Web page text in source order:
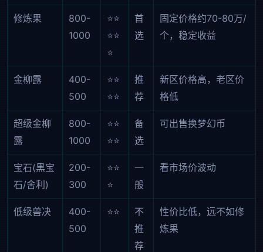
修炼果
800-
1000
⭐⭐
⭐⭐
⭐
首
选
固定价格约70-80万/
个，稳定收益
金柳露
400-
500
⭐⭐
⭐⭐
推
荐
新区价格高，老区价
格低
超级金柳
露
800-
1000
⭐⭐
⭐⭐
备
选
可出售换梦幻币
宝石(黑宝
石/舍利)
200-
300
⭐⭐
⭐
一
般
看市场价波动
低级兽决
400-
500
⭐⭐
不
推
荐
性价比低，远不如修
炼果